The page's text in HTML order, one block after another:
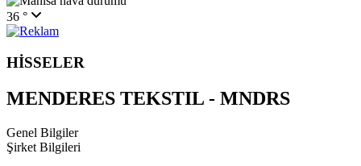
36 °
HİSSELER
MENDERES TEKSTIL - MNDRS
Genel Bilgiler
Şirket Bilgileri